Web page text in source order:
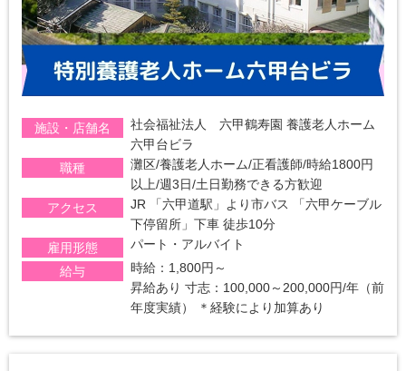
施設・店舗名
社会福祉法人 六甲鶴寿園 養護老人ホーム
六甲台ビラ
職種
灘区/養護老人ホーム/正看護師/時給1800円
以上/週3日/土日勤務できる方歓迎
アクセス
JR 「六甲道駅」より市バス 「六甲ケーブル
下停留所」下車 徒歩10分
雇用形態
パート・アルバイト
給与
時給：1,800円～
昇給あり 寸志：100,000～200,000円/年（前
年度実績） ＊経験により加算あり